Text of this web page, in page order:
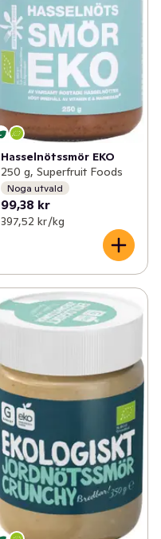
Hasselnötssmör EKO
250 g, Superfruit Foods
Noga utvald
99,38 kr
397,52 kr /kg